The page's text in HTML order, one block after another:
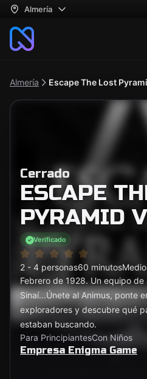
Almería
Almería Escape The Lost
Cerrado
ESCAPE
PYRAMID
Verificado
2 - 4 personas60 minutosMedio
Febrero de 1928. Un equipo
Sinaí...Únete al Animus, ponte
exploradores y descubre qué
estaban buscando.
Para PrincipiantesCon Niños
Empresa Enigma Game